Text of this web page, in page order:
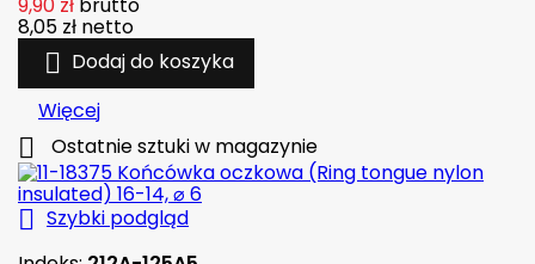
8,05 zł netto
 Dodaj do koszyka
Więcej
 Ostatnie sztuki w magazynie
 Szybki podgląd